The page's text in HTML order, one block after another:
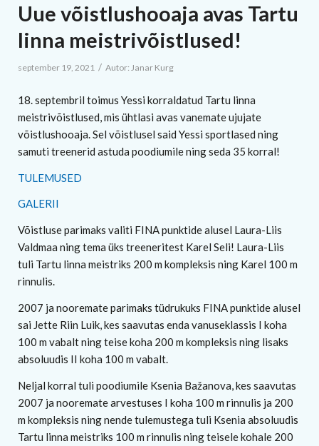
Uue võistlushooaja avas Tartu
linna meistrivõistlused!
september 19, 2021 / Autor: Janar Kurg
18. septembril toimus Yessi korraldatud Tartu linna
meistrivõistlused, mis ühtlasi avas vanemate ujujate
võistlushooaja. Sel võistlusel said Yessi sportlased ning
samuti treenerid astuda poodiumile ning seda 35 korral!
TULEMUSED
GALERII
Võistluse parimaks valiti FINA punktide alusel Laura-Liis
Valdmaa ning tema üks treeneritest Karel Seli! Laura-Liis
tuli Tartu linna meistriks 200 m kompleksis ning Karel 100 m
rinnulis.
2007 ja nooremate parimaks tüdrukuks FINA punktide alusel
sai Jette Riin Luik, kes saavutas enda vanuseklassis I koha
100 m vabalt ning teise koha 200 m kompleksis ning lisaks
absoluudis II koha 100 m vabalt.
Neljal korral tuli poodiumile Ksenia Bažanova, kes saavutas
2007 ja nooremate arvestuses I koha 100 m rinnulis ja 200
m kompleksis ning nende tulemustega tuli Ksenia absoluudis
Tartu linna meistriks 100 m rinnulis ning teisele kohale 200